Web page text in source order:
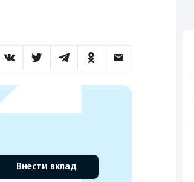
Внести вклад